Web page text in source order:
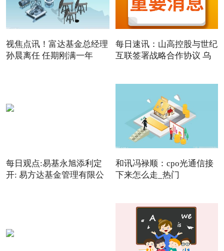
视焦点讯！富达基金总经理
孙晨离任 任期刚满一年
每日速讯：山高控股与世纪
互联签署战略合作协议 乌
每日观点:易基永旭添利定
开: 易方达基金管理有限公
和讯冯禄顺：cpo光通信接
下来怎么走_热门